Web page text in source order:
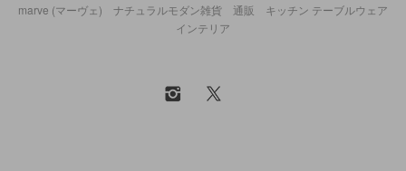
marve (マーヴェ) ナチュラルモダン雑貨 通販 キッチン テーブルウェア
インテリア